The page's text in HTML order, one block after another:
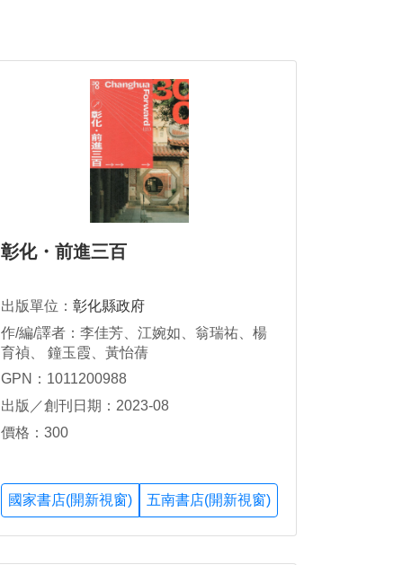
彰化・前進三百
出版單位： 彰化縣政府
作/編/譯者：李佳芳、江婉如、翁瑞祐、楊
育禎、 鐘玉霞、黃怡蒨
GPN：1011200988
出版／創刊日期：2023-08
價格：300
國家書店(開新視窗) 五南書店(開新視窗)